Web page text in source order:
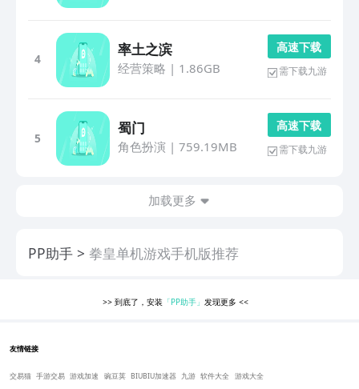
4
率土之滨
经营策略 | 1.86GB
高 速 下 载
需下载九游
5
蜀门
角色扮演 | 759.19MB
高 速 下 载
需下载九游
加载更多
PP助手 拳皇单机游戏手机版推荐
>> 到底了，安装 「PP助手」 发现更多<<
友情链接
交易猫 手游交易 游戏加速 豌豆荚 BIUBIU加速器 九游 软件大全 游戏大全